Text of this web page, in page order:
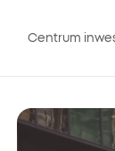
Centrum